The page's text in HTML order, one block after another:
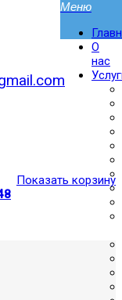
Показать корзину
О
нас